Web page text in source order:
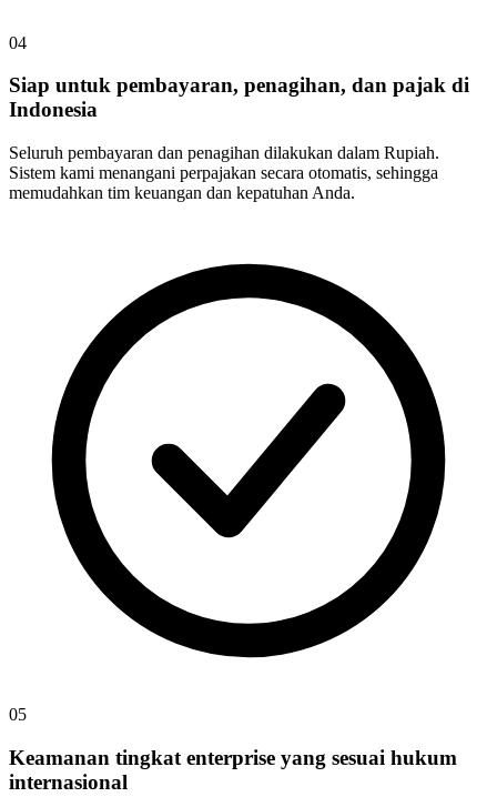
04
Siap untuk pembayaran, penagihan, dan pajak di
Indonesia
Seluruh pembayaran dan penagihan dilakukan dalam Rupiah.
Sistem kami menangani perpajakan secara otomatis, sehingga
memudahkan tim keuangan dan kepatuhan Anda.
05
Keamanan tingkat enterprise yang sesuai hukum
internasional